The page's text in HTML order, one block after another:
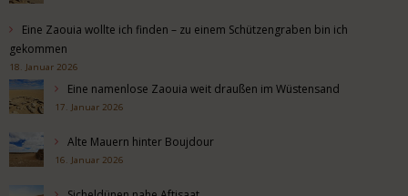
Eine Zaouia wollte ich finden – zu einem Schützengraben bin ich
gekommen
18. Januar 2026
Eine namenlose Zaouia weit draußen im Wüstensand
17. Januar 2026
Alte Mauern hinter Boujdour
16. Januar 2026